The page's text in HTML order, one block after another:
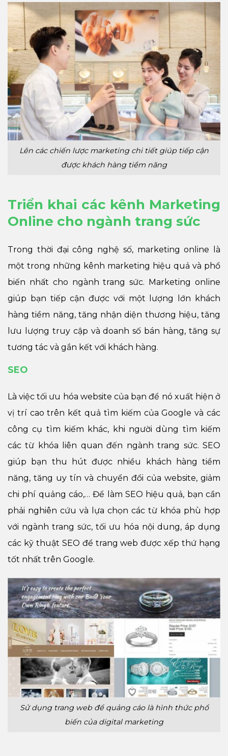
Lên các chiến lược marketing chi tiết giúp tiếp cận
được khách hàng tiềm năng
Triển khai các kênh Marketing
Online cho ngành trang sức
Trong thời đại công nghệ số, marketing online là
một trong những kênh marketing hiệu quả và phổ
biến nhất cho ngành trang sức. Marketing online
giúp bạn tiếp cận được với một lượng lớn khách
hàng tiềm năng, tăng nhận diện thương hiệu, tăng
lưu lượng truy cập và doanh số bán hàng, tăng sự
tương tác và gắn kết với khách hàng.
SEO
Là việc tối ưu hóa website của bạn để nó xuất hiện ở
vị trí cao trên kết quả tìm kiếm của Google và các
công cụ tìm kiếm khác, khi người dùng tìm kiếm
các từ khóa liên quan đến ngành trang sức. SEO
giúp bạn thu hút được nhiều khách hàng tiềm
năng, tăng uy tín và chuyển đổi của website, giảm
chi phí quảng cáo,… Để làm SEO hiệu quả, bạn cần
phải nghiên cứu và lựa chọn các từ khóa phù hợp
với ngành trang sức, tối ưu hóa nội dung, áp dụng
các kỹ thuật SEO để trang web được xếp thứ hạng
tốt nhất trên Google.
Sử dụng trang web để quảng cáo là hình thức phổ
biến của digital marketing